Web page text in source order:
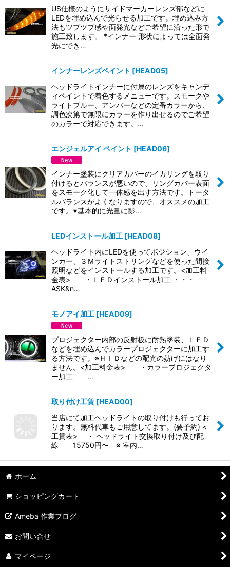
US仕様のようにサイドマーカーレンズ部などに
LEDを埋め込んで光らせる加工です。埋め込み方
法もツブツブ感や面発光などご希望に沿った形で
施工致します。 *インナー 形状によっては全面発
光にでき…
インナーレンズペイント [HEAD05]
ヘッドライトインナーに付属のレンズをキャンデ
ィペイントで着色するメニューです。スモークや
ライトブルー、アンバーなどの定番カラーから、
調色次第で無限にカラーを作り出せるのでご希望
のカラーで対応できます。…
エンジェルアイ ペイント [HEAD06]
インナー塗装にクリアカバーのイカリングを取り
付けるとバランスが悪いので、リングカバー表面
をスモーク化して一体感を出す方法です。トータ
ルバランスがよくなりますので、オススメの加工
です。※基本的に光量に影…
LEDインストール加工 [HEAD08]
ヘッドライト内にLEDを使ってポジション、ウイ
ンカー、３Ｍライトストリングなどを使った間接
照明などをインストールする加工です。<加工料
金表> ・ＬＥＤインストール加工 ・・・
ASK&n…
モノアイ加工 [HEAD09]
プロジェクター内部の反射板に耐熱塗装、ＬＥＤ
などを埋め込んでカラープロジェクターに加工す
る方法です。※ＨＩＤなどの配光の妨げにはなり
ません。<加工料金表> ・カラープロジェクタ
ー加工 …
取り付け工賃 [HEAD00]
当店にて加工ヘッドライトの取り付けも行ってお
ります。無料代車もご用意してます。(要予約) <
工賃表> ・ ヘッドライト交換取り付け及び配
線 15750円〜 ※ 室内…
ホーム
ショッピングカート
Ameba 作業ブログ
お問い合せ
マイページ